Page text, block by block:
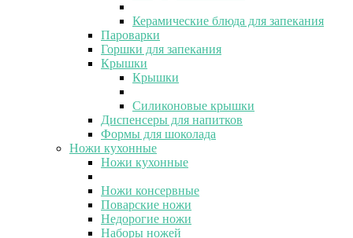
Керамические блюда для запекания
Пароварки
Горшки для запекания
Крышки
Крышки
Силиконовые крышки
Диспенсеры для напитков
Формы для шоколада
Ножи кухонные
Ножи кухонные
Ножи консервные
Поварские ножи
Недорогие ножи
Наборы ножей